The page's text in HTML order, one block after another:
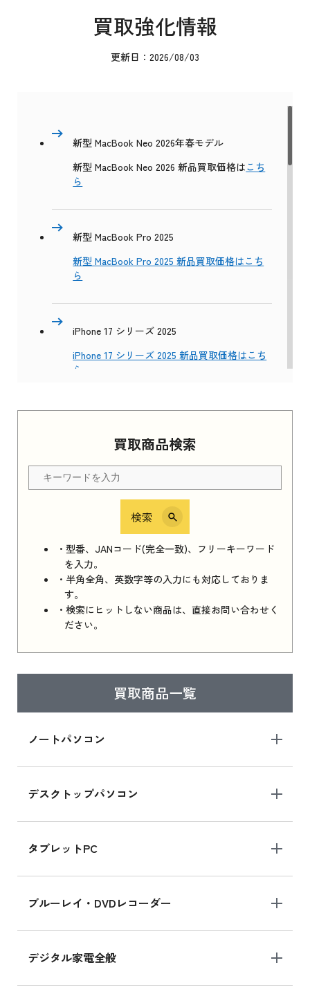
買取商品検索
検索
・型番、JANコード(完全一致)、フリーキーワード
を入力。
・半角全角、英数字等の入力にも対応しておりま
す。
・検索にヒットしない商品は、直接お問い合わせく
ださい。
買取商品一覧
ノートパソコン
デスクトップパソコン
タブレットPC
ブルーレイ・DVDレコーダー
デジタル家電全般
買取強化情報
更新日：2026/08/03
新型 MacBook Neo 2026年春モデル
新型 MacBook Neo 2026 新品買取価格はこち
ら
新型 MacBook Pro 2025
新型 MacBook Pro 2025 新品買取価格はこち
ら
iPhone 17 シリーズ 2025
iPhone 17 シリーズ 2025 新品買取価格はこち
ら
Apple Watch Series 11 2025 新品買取価格はこ
ちら
iPhone 16e シリーズ 2025
iPhone 16e シリーズ 2025 新品買取価格はこち
ら
iPad 11インチ 2025年春モデル
はこちら
ら
iPad mini シリーズ 2024
iPad mini 8.3インチ の新品買取価格
iPhone 16 シリーズ
iPhone 16 の新品買取価格
iPad Air 11インチ シリーズ
iPad Air 11インチ の新品買取価格